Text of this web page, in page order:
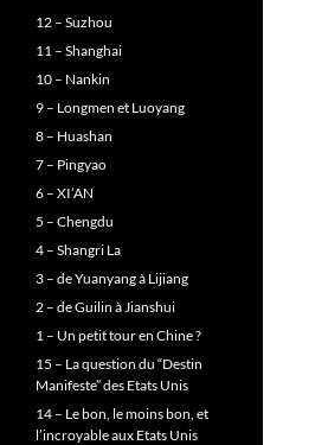
12 – Suzhou
11 – Shanghai
10 – Nankin
9 – Longmen et Luoyang
8 – Huashan
7 – Pingyao
6 – XI’AN
5 – Chengdu
4 – Shangri La
3 – de Yuanyang à Lijiang
2 – de Guilin à Jianshui
1 – Un petit tour en Chine ?
15 – La question du “Destin
Manifeste” des Etats Unis
14 – Le bon, le moins bon, et
l’incroyable aux Etats Unis